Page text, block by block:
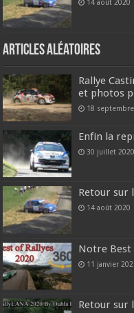
14 août 2020
Articles aléatoires
Rallye
et photos
18
Enfin la
30 juillet 2020
Retour sur
14 août 2020
Notre Best
11 janvier
Retour sur